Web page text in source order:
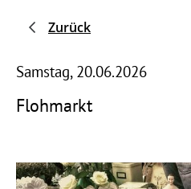
Zurück
Samstag, 20.06.2026
Flohmarkt